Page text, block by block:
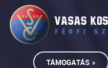
TÁMOGATÁS »